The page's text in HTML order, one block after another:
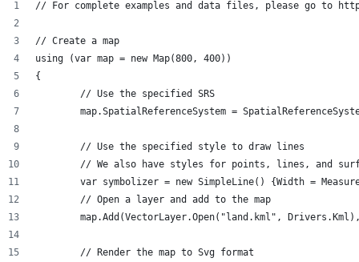
// For complete examples and data files, please go to
// Create a map
using (var map = new Map(800, 400))
{
	// Use the specified SRS
map.SpatialReferenceSystem =
	// Use the specified style to draw lines
// We also have styles for points, lines, and
var symbolizer = new SimpleLine() {Width =
	// Open a layer and add to the map
map.Add(VectorLayer.Open("land.kml",
	// Render the map to Svg format